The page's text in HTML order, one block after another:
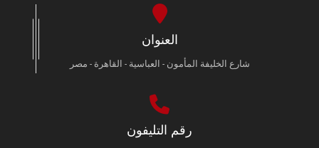
العنوان
شارع الخليفة المأمون - العباسية - القاهرة - مصر
رقم التليفون